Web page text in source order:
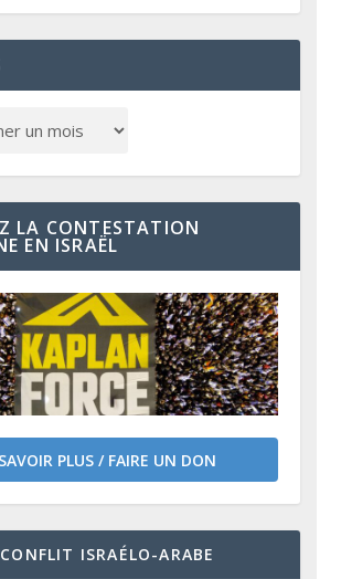
LA CONTESTATION
EN ISRAËL
PLUS / FAIRE UN DON
ISRAÉLO-ARABE